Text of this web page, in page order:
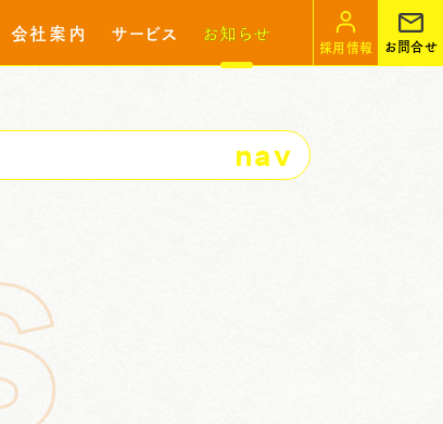
会社案内 サービス お知らせ
採用情報 お問合せ
nav